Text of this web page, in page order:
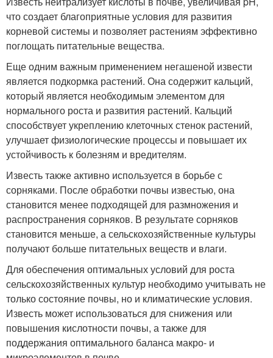
что создает благоприятные условия для развития
корневой системы и позволяет растениям эффективно
поглощать питательные вещества.
Еще одним важным применением негашеной извести
является подкормка растений. Она содержит кальций,
который является необходимым элементом для
нормального роста и развития растений. Кальций
способствует укреплению клеточных стенок растений,
улучшает физиологические процессы и повышает их
устойчивость к болезням и вредителям.
Известь также активно используется в борьбе с
сорняками. После обработки почвы известью, она
становится менее подходящей для размножения и
распространения сорняков. В результате сорняков
становится меньше, а сельскохозяйственные культуры
получают больше питательных веществ и влаги.
Для обеспечения оптимальных условий для роста
сельскохозяйственных культур необходимо учитывать не
только состояние почвы, но и климатические условия.
Известь может использоваться для снижения или
повышения кислотности почвы, а также для
поддержания оптимального баланса макро- и